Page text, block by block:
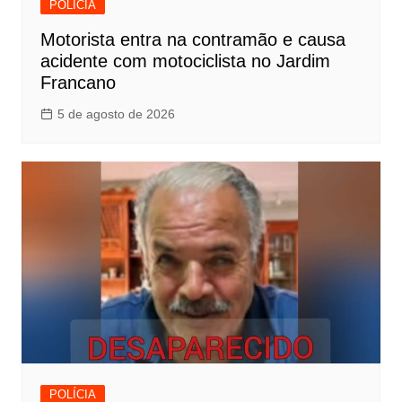
POLÍCIA
Motorista entra na contramão e causa
acidente com motociclista no Jardim
Francano
5 de agosto de 2026
POLÍCIA